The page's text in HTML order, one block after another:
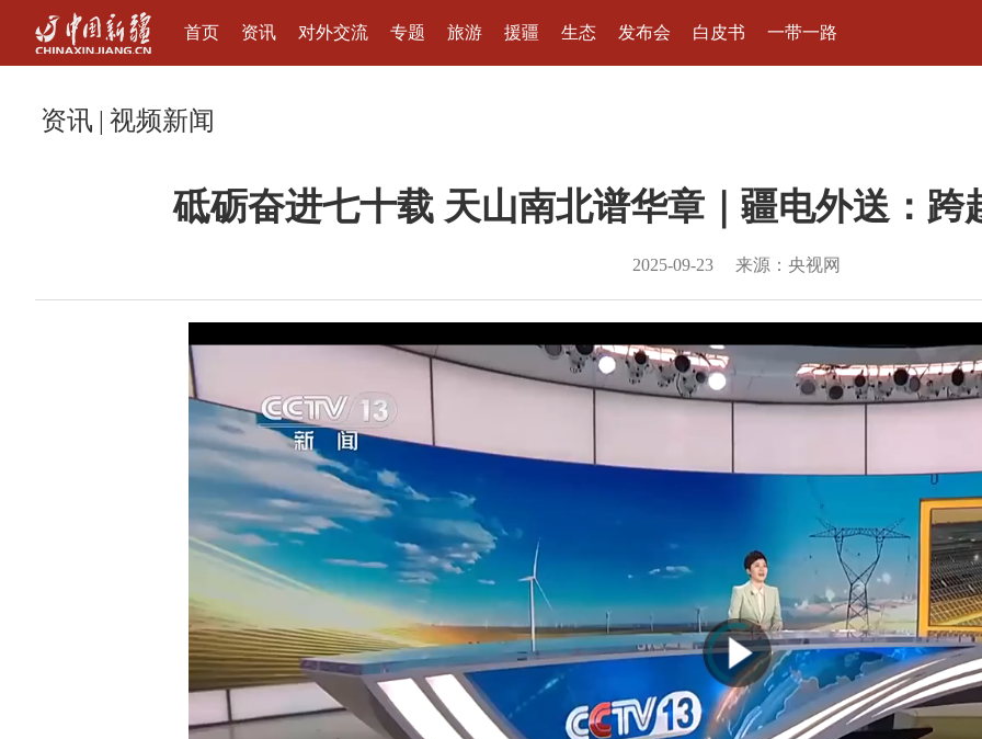
首页 资讯 对外交流 专题 旅游 援疆 生态 发布会 白皮书 一带一路
资讯 | 视频新闻
砥砺奋进七十载 天山南北谱华章｜疆电外送：跨
2025-09-23 来源：央视网